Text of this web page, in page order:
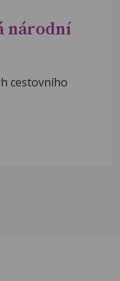
národní
cestovního